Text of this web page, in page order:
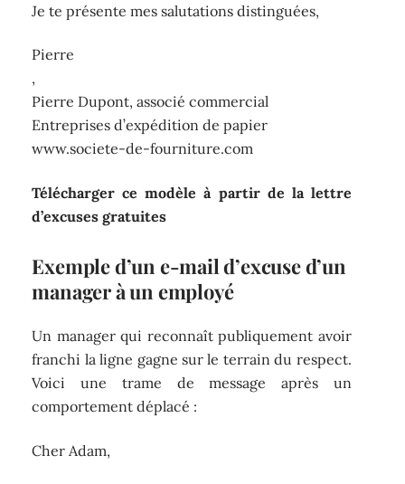
Je te présente mes salutations distinguées,
Pierre
,
Pierre Dupont, associé commercial
Entreprises d’expédition de papier
www.societe-de-fourniture.com
Télécharger ce modèle à partir de la lettre
d’excuses gratuites
Exemple d’un e-mail d’excuse d’un
manager à un employé
Un manager qui reconnaît publiquement avoir
franchi la ligne gagne sur le terrain du respect.
Voici une trame de message après un
comportement déplacé :
Cher Adam,